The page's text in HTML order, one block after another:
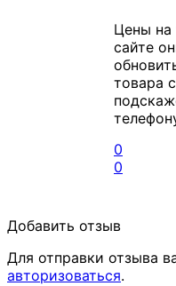
Цены на
сайте
товара
0
0
Добавить отзыв
Для отправки отзыва
авторизоваться.